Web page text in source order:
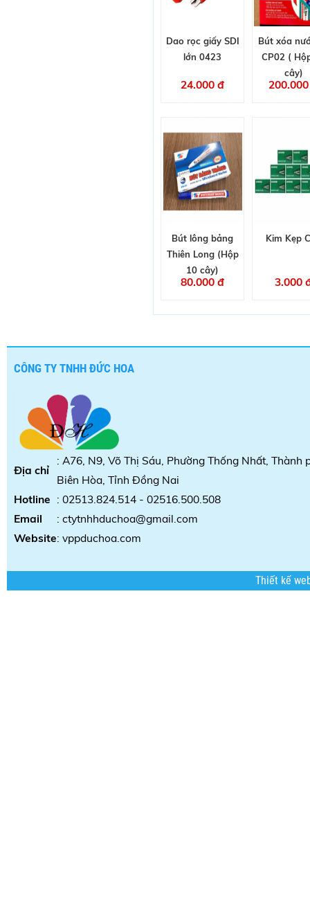
Dao rọc giấy SDI
lớn 0423
24.000 đ
Bút xóa
CP02 (
cây)
Bút lông bảng
Thiên Long (Hộp
10 cây)
80.000 đ
Kim Kẹp
3.000
CÔNG TY TNHH ĐỨC HOA
Địa chỉ
: A76, N9, Võ Thị Sáu, Phường Thống Nhất, Thành
Biên Hòa, Tỉnh Đồng Nai
Hotline : 02513.824.514 - 02516.500.508
Email
: ctytnhhduchoa@gmail.com
Website: vppduchoa.com
Thiết kế